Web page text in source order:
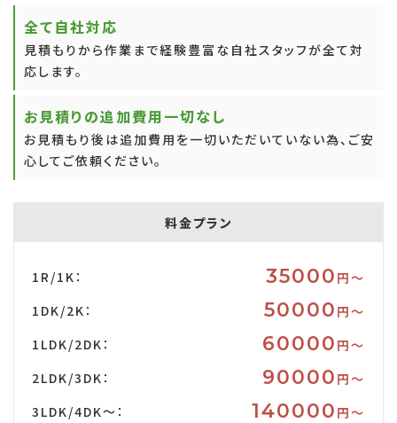
全て自社対応
見積もりから作業まで経験豊富な自社スタッフが全て対
応します。
お見積りの追加費用一切なし
お見積もり後は追加費用を一切いただいていない為、ご安
心してご依頼ください。
料金プラン
1R/1K： 35000 円〜
1DK/2K：
50000 円〜
1LDK/2DK：
60000 円〜
2LDK/3DK：
90000 円〜
3LDK/4DK～：
140000 円〜